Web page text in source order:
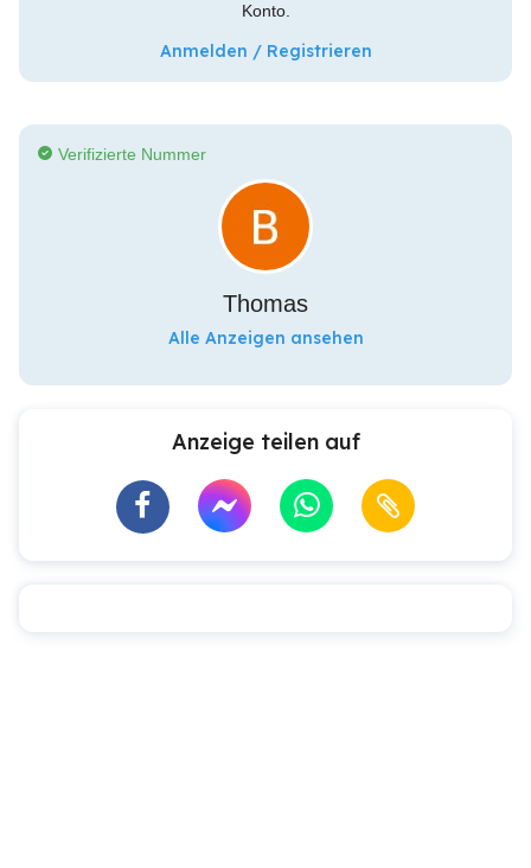
Konto.
Anmelden / Registrieren
Verifizierte Nummer
Thomas
Alle Anzeigen ansehen
Anzeige teilen auf